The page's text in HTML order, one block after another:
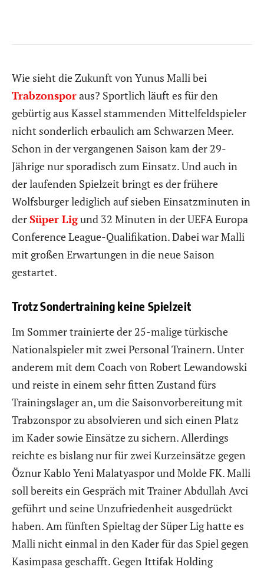
Wie sieht die Zukunft von Yunus Malli bei
Trabzonsporaus? Sportlich läuft es für den
gebürtig aus Kassel stammenden Mittelfeldspieler
nicht sonderlich erbaulich am Schwarzen Meer.
Schon in der vergangenen Saison kam der 29-
Jährige nur sporadisch zum Einsatz. Und auch in
der laufenden Spielzeit bringt es der frühere
Wolfsburger lediglich auf sieben Einsatzminuten in
derSüper Ligund 32 Minuten in der UEFA Europa
Conference League-Qualifikation. Dabei war Malli
mit großen Erwartungen in die neue Saison
gestartet.
Trotz Sondertraining keine Spielzeit
Im Sommer trainierte der 25-malige türkische
Nationalspieler mit zwei Personal Trainern. Unter
anderem mit dem Coach von Robert Lewandowski
und reiste in einem sehr fitten Zustand fürs
Trainingslager an, um die Saisonvorbereitung mit
Trabzonspor zu absolvieren und sich einen Platz
im Kader sowie Einsätze zu sichern. Allerdings
reichte es bislang nur für zwei Kurzeinsätze gegen
Öznur Kablo Yeni Malatyaspor und Molde FK. Malli
soll bereits ein Gespräch mit Trainer Abdullah Avci
geführt und seine Unzufriedenheit ausgedrückt
haben. Am fünften Spieltag der Süper Lig hatte es
Malli nicht einmal in den Kader für das Spiel gegen
Kasimpasa geschafft. Gegen Ittifak Holding